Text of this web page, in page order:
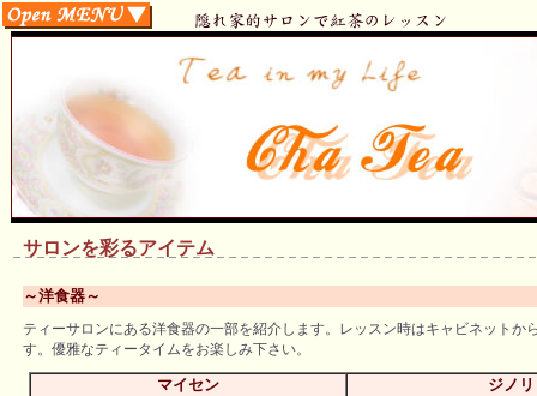
サロンを彩るアイテム
～洋食器～
ティーサロンにある洋食器の一部を紹介します。レッスン時はキャビネットか
す。優雅なティータイムをお楽しみ下さい。
マイセン
ジノリ